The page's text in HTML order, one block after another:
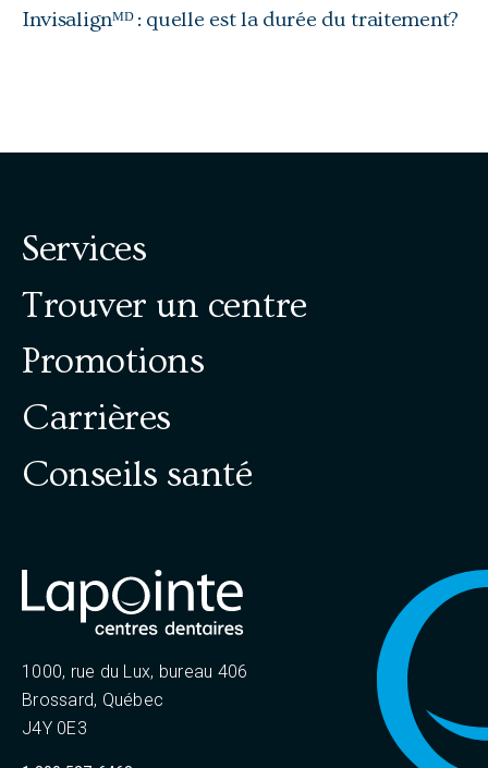
Invisalignᴹᴰ : quelle est la durée du traitement?
Services
Trouver un centre
Promotions
Carrières
Conseils santé
1000, rue du Lux, bureau 406
Brossard, Québec
J4Y 0E3